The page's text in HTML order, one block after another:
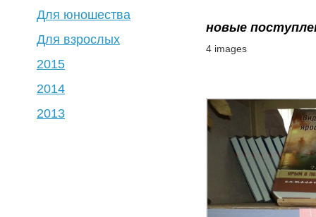
новые
4 images
Для юношества
Для взрослых
2015
2014
2013